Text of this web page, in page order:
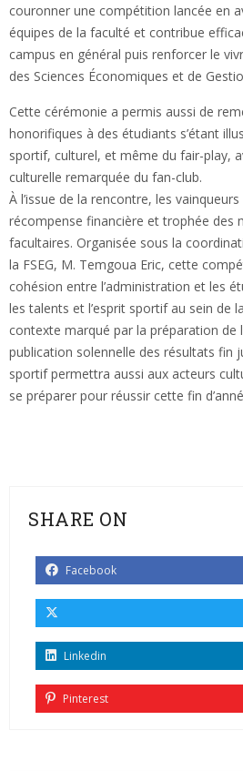
couronner une compétition lancée en
équipes de la faculté et contribue
campus en général puis renforcer le
des Sciences Économiques et de
Cette cérémonie a permis aussi de
honorifiques à des étudiants s’étant
sportif, culturel, et même du fair-play,
culturelle remarquée du fan-club.
À l’issue de la rencontre, les
récompense financière et trophée des
facultaires. Organisée sous la
la FSEG, M. Temgoua Eric, cette
cohésion entre l’administration et les
les talents et l’esprit sportif au sein de
contexte marqué par la préparation de
publication solennelle des résultats fin
sportif permettra aussi aux acteurs
se préparer pour réussir cette fin
SHARE ON
Facebook
Linkedin
Pinterest